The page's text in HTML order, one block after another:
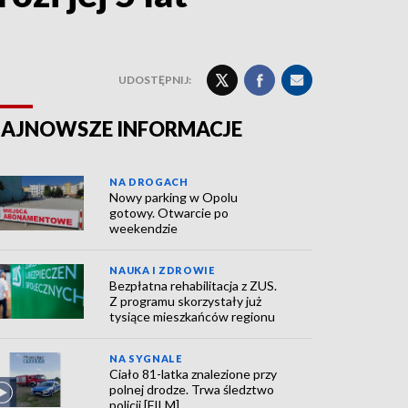
UDOSTĘPNIJ:
INFORMACJE
NA DROGACH
Nowy parking w Opolu
gotowy. Otwarcie po
weekendzie
NAUKA I ZDROWIE
Bezpłatna rehabilitacja z ZUS.
Z programu skorzystały już
tysiące mieszkańców regionu
NA SYGNALE
Ciało 81-latka znalezione przy
polnej drodze. Trwa śledztwo
policji [FILM]